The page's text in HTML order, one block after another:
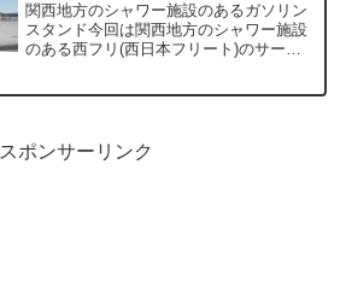
関西地方のシャワー施設のあるガソリン
スタンド今回は関西地方のシャワー施設
のある西フリ(西日本フリート)のサービ
スポンサーリンク